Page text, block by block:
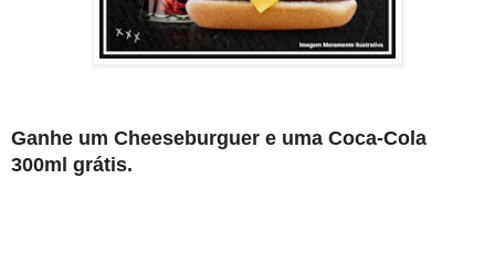
Ganhe um Cheeseburguer e uma Coca-Cola
300ml grátis.